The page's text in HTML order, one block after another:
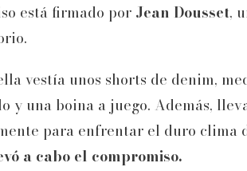
está firmado por Jean Dousset,
vestía unos shorts de denim,
y una boina a juego. Además,
para enfrentar el duro clima
a cabo el compromiso.